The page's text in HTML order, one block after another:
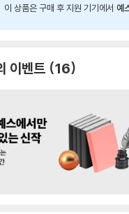
이 상품은 구매 후 지원 기기에서 예
이벤트 16